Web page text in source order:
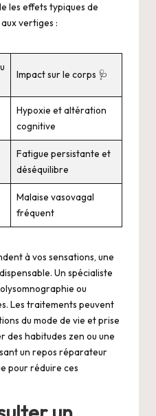
les effets typiques de
aux vertiges :
Impact sur le corps 🩺
Hypoxie et altération
cognitive
Fatigue persistante et
déséquilibre
Malaise vasovagal
fréquent
à vos sensations, une
Un spécialiste
ou
Les traitements peuvent
du mode de vie et prise
des habitudes zen ou une
un repos réparateur
pour réduire ces